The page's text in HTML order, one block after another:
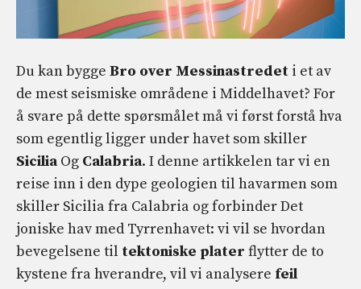
Du kan bygge Bro over Messinastredet i et av
de mest seismiske områdene i Middelhavet? For
å svare på dette spørsmålet må vi først forstå hva
som egentlig ligger under havet som skiller
Sicilia Og Calabria. I denne artikkelen tar vi en
reise inn i den dype geologien til havarmen som
skiller Sicilia fra Calabria og forbinder Det
joniske hav med Tyrrenhavet: vi vil se hvordan
bevegelsene til tektoniske plater flytter de to
kystene fra hverandre, vil vi analysere feil